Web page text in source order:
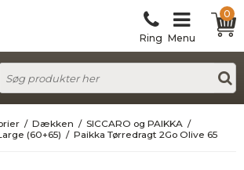
Ring Menu
0
/ Dækken / SICCARO og PAIKKA /
(60+65) / Paikka Tørredragt 2Go Olive 65